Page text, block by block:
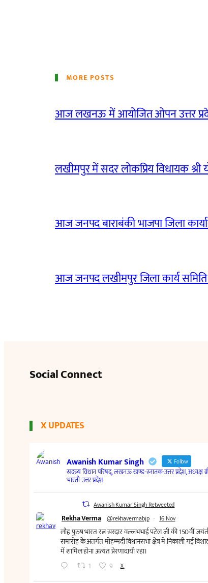
MORE POSTS
आज लखनऊ में आयोजित ओपन उत्तर
लखीमपुर में सदर लोकप्रिय विधायक श्री
आज जनपद बाराबंकी भाजपा जिला
आज जनपद लखीमपुर जिला कार्य
Social Connect
X UPDATES